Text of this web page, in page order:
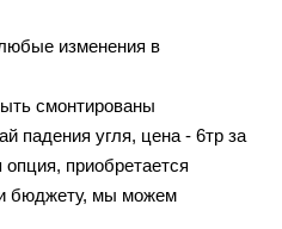
изменения в
смонтированы
падения угля, цена - 6тр за
приобретается
и бюджету, мы можем